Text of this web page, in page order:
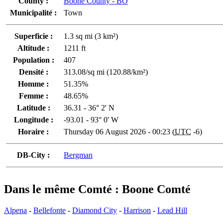
Municipalité :
Town
Superficie :
1.3 sq mi (3 km²)
Altitude :
1211 ft
Population :
407
Densité :
313.08/sq mi (120.88/km²)
Homme :
51.35%
Femme :
48.65%
Latitude :
36.31 - 36° 2' N
Longitude :
-93.01 - 93° 0' W
Horaire :
Thursday 06 August 2026 - 00:23 (UTC -6)
DB-City : Bergman
Dans le même Comté : Boone Comté
Alpena - Bellefonte - Diamond City - Harrison - Lead Hill